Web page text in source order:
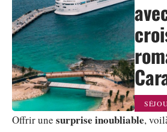
Offrir une surprise inoubliable,